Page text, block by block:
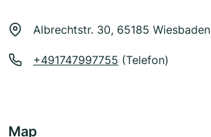
Albrechtstr. 30, 65185 Wiesbaden
+491747997755 (Telefon)
Map